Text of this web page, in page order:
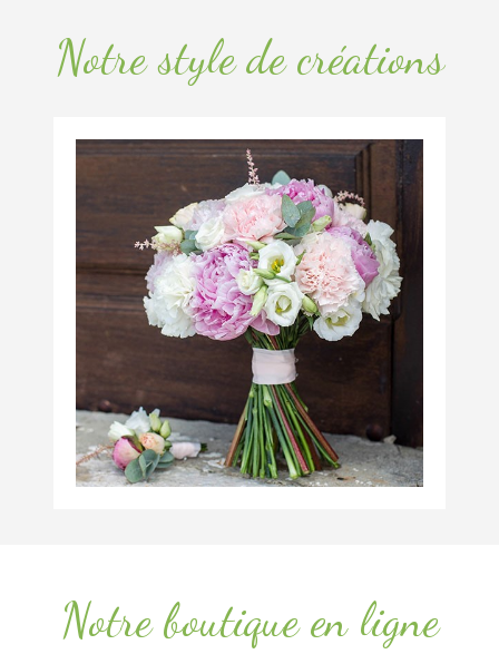
Notre style de créations
Notre boutique en ligne